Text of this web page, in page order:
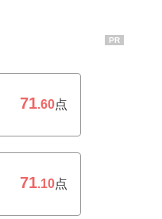
71.60点
71.10点
PR